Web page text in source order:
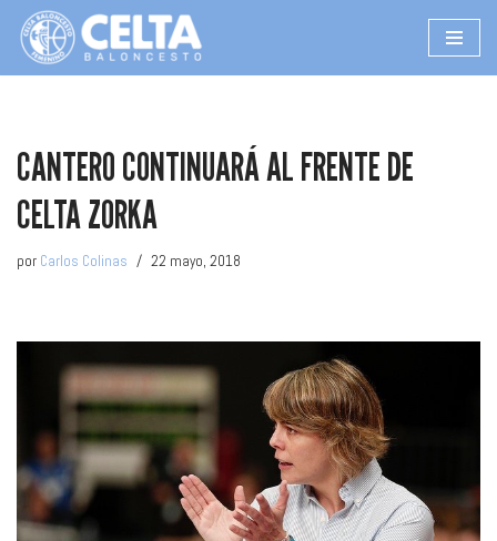
Saltar
CANTERO CONTINUARÁ AL FRENTE DE
CELTA ZORKA
por Carlos Colinas 22 mayo, 2018